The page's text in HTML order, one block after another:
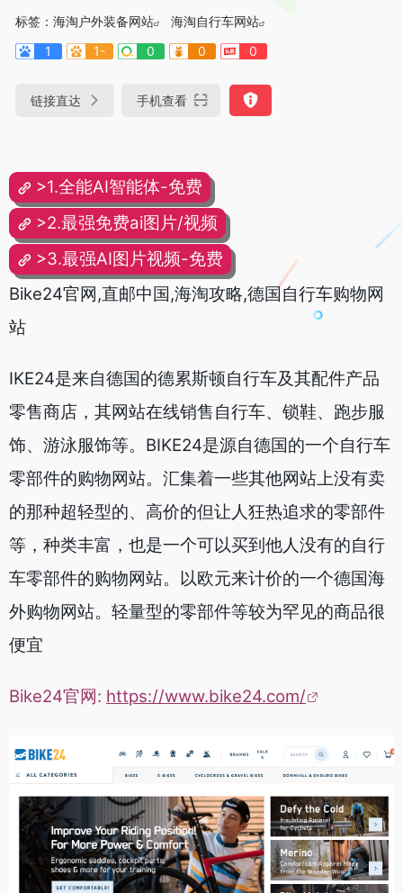
标签： 海淘户外装备网站
海淘自行车网站
1
1- 0 0 0
链接直达 手机查看
>1.全能AI智能体-免费
>2.最强免费ai图片/视频
>3.最强AI图片视频-免费
Bike24官网,直邮中国,海淘攻略,德国自行车购物网
站
IKE24是来自德国的德累斯顿自行车及其配件产品
零售商店，其网站在线销售自行车、锁鞋、跑步服
饰、游泳服饰等。BIKE24是源自德国的一个自行车
零部件的购物网站。汇集着一些其他网站上没有卖
的那种超轻型的、高价的但让人狂热追求的零部件
等，种类丰富，也是一个可以买到他人没有的自行
车零部件的购物网站。以欧元来计价的一个德国海
外购物网站。轻量型的零部件等较为罕见的商品很
便宜
Bike24官网: https://www.bike24.com/